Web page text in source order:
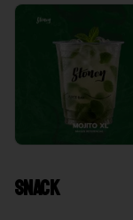
Snack